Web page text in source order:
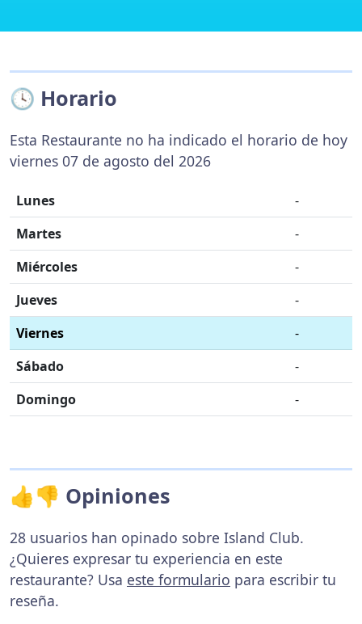
🕓 Horario
Esta Restaurante no ha indicado el horario de hoy
viernes 07 de agosto del 2026
Lunes
-
Martes
-
Miércoles
-
Jueves
-
Viernes
-
Sábado
-
Domingo
-
👍👎 Opiniones
28 usuarios han opinado sobre Island Club.
¿Quieres expresar tu experiencia en este
restaurante? Usa este formulario para escribir tu
reseña.